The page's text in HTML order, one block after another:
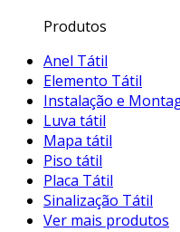
Produtos
Anel Tátil
Elemento Tátil
Instalação e
Luva tátil
Mapa tátil
Piso tátil
Placa Tátil
Sinalização Tátil
Ver mais produtos